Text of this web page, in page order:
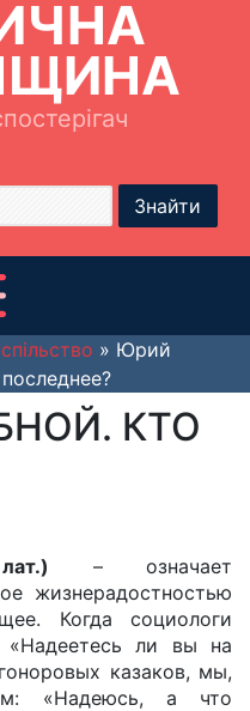
Знайти
» Юрий
КТО
– означает
жизнерадостностью
Когда социологи
«Надеетесь ли вы на
казаков, мы,
«Надеюсь, а что